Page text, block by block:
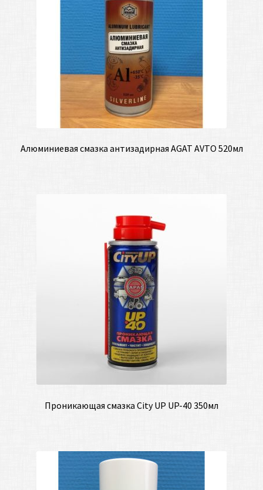
Алюминиевая смазка антизадирная AGAT AVTO 520мл
Проникающая смазка City UP UP-40 350мл